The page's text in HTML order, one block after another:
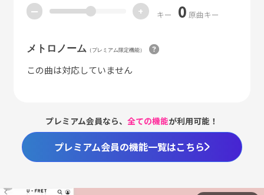
ー + キー 0 原曲キー
メトロノーム （プレミアム限定機能）
この曲は対応していません
プレミアム会員なら、全ての機能が利用可能！
プレミアム会員の機能一覧はこちら